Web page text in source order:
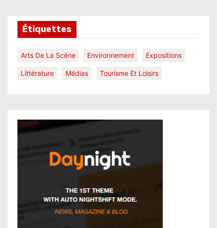
Étiquettes
Arts De La Scène Environnement Expositions
Littérature Médias Tourisme Et Loisirs